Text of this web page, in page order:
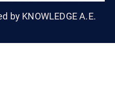
by KNOWLEDGE A.E.